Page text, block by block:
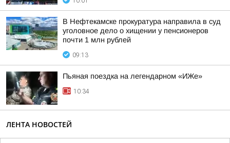
В Нефтекамске прокуратура направила в суд
уголовное дело о хищении у пенсионеров
почти 1 млн рублей
09:13
Пьяная поездка на легендарном «ИЖе»
10:34
ЛЕНТА НОВОСТЕЙ